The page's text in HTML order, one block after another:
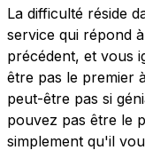
La difficulté réside
service qui répond
précédent, et vous
être pas le premier
peut-être pas si
pouvez pas être le
simplement qu'il